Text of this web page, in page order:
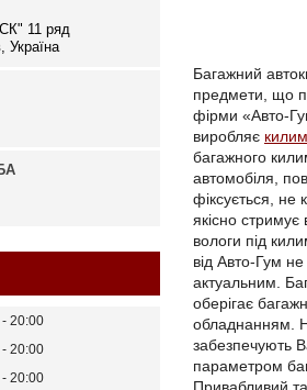
Багажний
предмети, що
фірми «Авто-
виробляє
багажного
автомобіля,
фіксується, не
якісно стримує
вологи під
від Авто-Гум
актуальним.
оберігає
обладнанням.
забезпечують
параметром
11 ряд
Україна
20:00
20:00
20:00